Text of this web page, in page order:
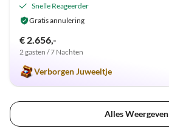
Snelle Reageerder
Gratis annulering
€ 2.656,-
2 gasten / 7 Nachten
Verborgen Juweeltje
Alles Weergeven